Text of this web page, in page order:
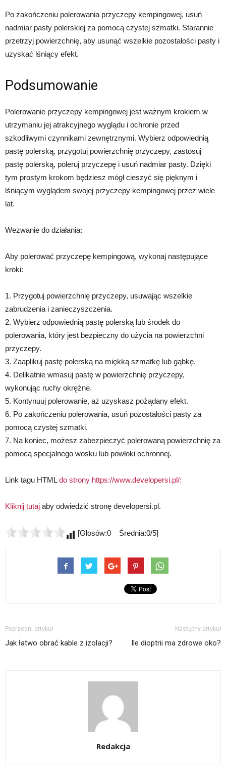
Po zakończeniu polerowania przyczepy kempingowej, usuń
nadmiar pasty polerskiej za pomocą czystej szmatki. Starannie
przetrzyj powierzchnię, aby usunąć wszelkie pozostałości pasty i
uzyskać lśniący efekt.
Podsumowanie
Polerowanie przyczepy kempingowej jest ważnym krokiem w
utrzymaniu jej atrakcyjnego wyglądu i ochronie przed
szkodliwymi czynnikami zewnętrznymi. Wybierz odpowiednią
pastę polerską, przygotuj powierzchnię przyczepy, zastosuj
pastę polerską, poleruj przyczepę i usuń nadmiar pasty. Dzięki
tym prostym krokom będziesz mógł cieszyć się pięknym i
lśniącym wyglądem swojej przyczepy kempingowej przez wiele
lat.
Wezwanie do działania:
Aby polerować przyczepę kempingową, wykonaj następujące
kroki:
1. Przygotuj powierzchnię przyczepy, usuwając wszelkie
zabrudzenia i zanieczyszczenia.
2. Wybierz odpowiednią pastę polerską lub środek do
polerowania, który jest bezpieczny do użycia na powierzchni
przyczepy.
3. Zaaplikuj pastę polerską na miękką szmatkę lub gąbkę.
4. Delikatnie wmasuj pastę w powierzchnię przyczepy,
wykonując ruchy okrężne.
5. Kontynuuj polerowanie, aż uzyskasz pożądany efekt.
6. Po zakończeniu polerowania, usuń pozostałości pasty za
pomocą czystej szmatki.
7. Na koniec, możesz zabezpieczyć polerowaną powierzchnię za
pomocą specjalnego wosku lub powłoki ochronnej.
Link tagu HTMLdo strony https://www.developersi.pl/:
Kliknij tutaj aby odwiedzić stronę developersi.pl.
[Głosów:0 Średnia:0/5]
Poprzedni artykuł
Jak łatwo obrać kable z izolacji?
Następny artykuł
Ile dioptrii ma zdrowe oko?
Redakcja